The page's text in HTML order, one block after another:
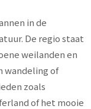
in de
De regio staat
weilanden en
wandeling of
zoals
of het mooie